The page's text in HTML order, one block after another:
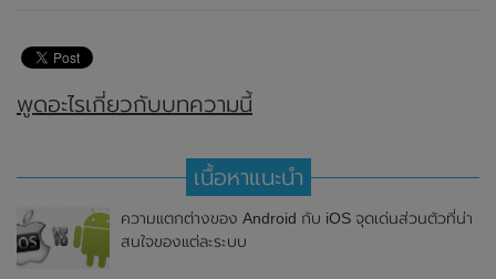
พูดอะไรเกี่ยวกับบทความนี้
เนื้อหาแนะนำ
ความแตกต่างของ Android กับ iOS จุดเด่นส่วนตัวที่น่า
สนใจของแต่ละระบบ